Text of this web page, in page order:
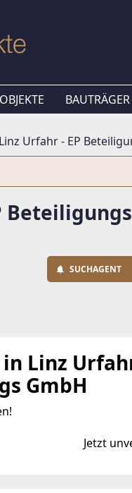
BAUTRÄGER
Linz Urfahr - EP
SUCHAGENT
in Linz
GmbH
Jetzt